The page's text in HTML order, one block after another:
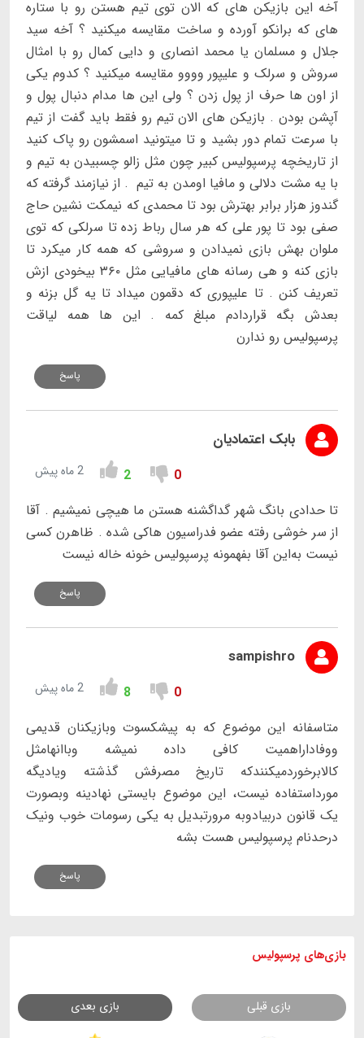
آخه این بازیکن های که الان توی تیم هستن رو با ستاره
های که برانکو آورده و ساخت مقایسه میکنید ؟ آخه سید
جلال و مسلمان یا محمد انصاری و دایی کمال رو با امثال
سروش و سرلک و علیپور وووو مقایسه میکنید ؟ کدوم یکی
از اون ها حرف از پول زدن ؟ ولی این ها مدام دنبال پول و
آپشن بودن . بازیکن های الان تیم رو فقط باید گفت از تیم
با سرعت تمام دور بشید و تا میتونید اسمشون رو پاک کنید
از تاریخچه پرسپولیس کبیر چون مثل زالو چسبیدن به تیم و
با یه مشت دلالی و مافیا اومدن به تیم ‌ . از نیازمند گرفته که
گندوز هزار برابر بهترش بود تا محمدی که نیمکت نشین حاج
صفی بود تا پور علی که هر سال رباط زده تا سرلکی که توی
ملوان بهش بازی نمیدادن ‌و سروشی که همه کار میکرد تا
بازی کنه و هی رسانه های مافیایی مثل ۳۶۰ بیخودی ازش
تعریف کنن . تا علیپوری که دقمون میداد تا یه گل بزنه و
بعدش بگه قراردادم مبلغ کمه . این ها همه لیاقت
پرسپولیس رو ندارن ‌
پاسخ
بابک اعتمادیان
0
2 2 ماه پیش
تا حدادی بانگ شهر گداگشنه هستن ما هیچی نمیشیم . آقا
از سر خوشی رفته عضو فدراسیون هاکی شده . ظاهرن کسی
نیست به‌این آقا بفهمونه پرسپولیس خونه خاله نیست
پاسخ
sampishro
0
8 2 ماه پیش
متاسفانه این موضوع که به پیشکسوت وبازیکنان قدیمی
ووفاداراهمیت کافی داده نمیشه وباانهامثل
کالابرخوردمیکنندکه تاریخ مصرفش گذشته ویادیگه
مورداستفاده نیست، این موضوع بایستی نهادینه وبصورت
یک قانون دربیادوبه مرورتبدیل به یکی رسومات خوب ونیک
درحدنام پرسپولیس هست بشه
پاسخ
بازی های پرسپولیس
بازی قبلی بازی بعدی